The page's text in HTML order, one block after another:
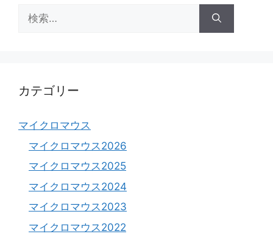
索:
カテゴリー
マイクロマウス
マイクロマウス2026
マイクロマウス2025
マイクロマウス2024
マイクロマウス2023
マイクロマウス2022